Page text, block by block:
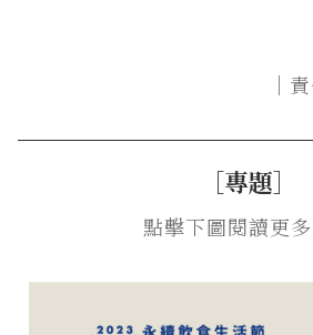
｜
［專題］
點擊下圖閱讀更